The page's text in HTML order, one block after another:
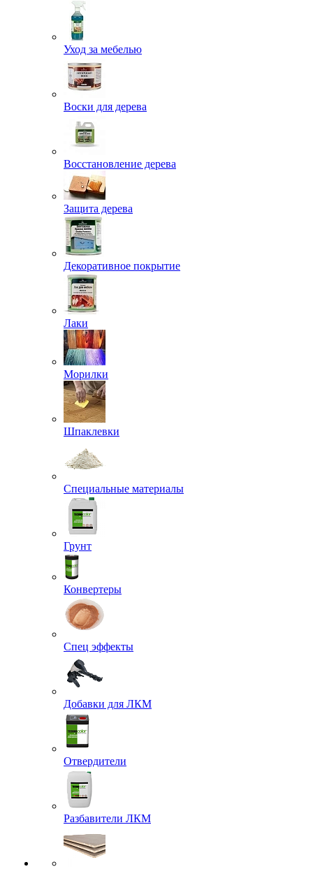
Уход за мебелью
Воски для дерева
Восстановление дерева
Защита дерева
Декоративное покрытие
Лаки
Морилки
Шпаклевки
Специальные материалы
Грунт
Конвертеры
Спец эффекты
Добавки для ЛКМ
Отвердители
Разбавители ЛКМ